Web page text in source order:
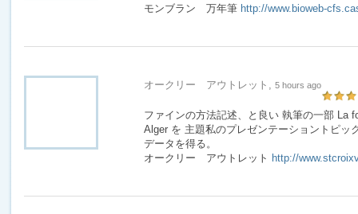
モンブラン 万年筆 http://www.bioweb-
オークリー アウトレット, 5 hours ago
ファインの方法記述、と良い 執筆の一部 La
Alger を 主題私のプレゼンテーショントピッ
データを得る。
オークリー アウトレット http://